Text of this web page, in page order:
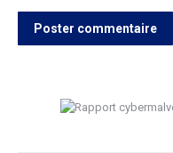
Poster commentaire